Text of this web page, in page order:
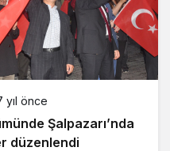
yıl önce
Şalpazarı’nda
düzenlendi